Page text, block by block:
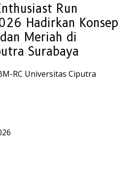
Run
Hadirkan Konsep
Meriah di
Surabaya
RC Universitas Ciputra